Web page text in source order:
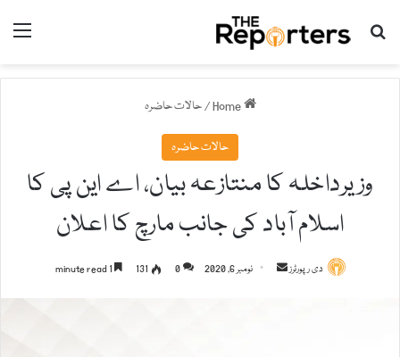
Search for
Home
/حالات حاضرہ
حالات حاضرہ
وزیرداخلہ کا منتازعہ بیان، اے این پی کا
اسلام آباد کی جانب مارچ کا اعلان
دی رپورٹرز نومبر 6, 2020 0
131